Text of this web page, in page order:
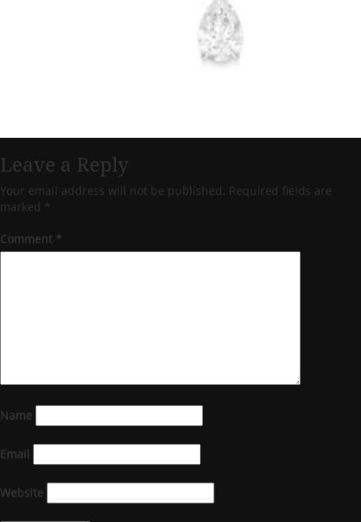
Leave a Reply
Your email address will not be published. Required fields are
marked *
Comment *
Name
Email
Website